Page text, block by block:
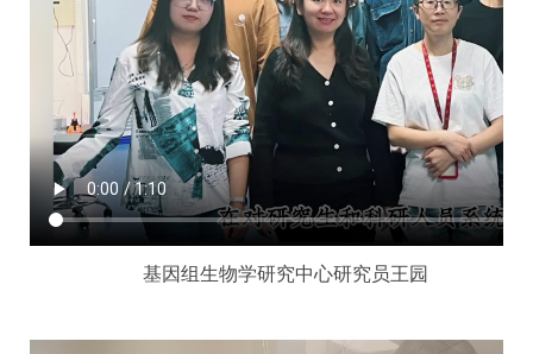
基因组生物学研究中心研究员王园